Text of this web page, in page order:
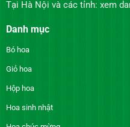
Tại Hà Nội và các tỉnh: xem
Danh mục
Bó hoa
Giỏ hoa
Hộp hoa
Hoa sinh nhật